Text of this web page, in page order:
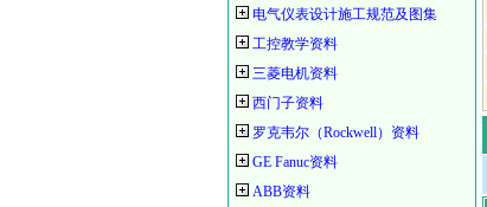
电气仪表设计施工规范及图集
工控教学资料
三菱电机资料
西门子资料
罗克韦尔（Rockwell）资料
GE Fanuc资料
ABB资料